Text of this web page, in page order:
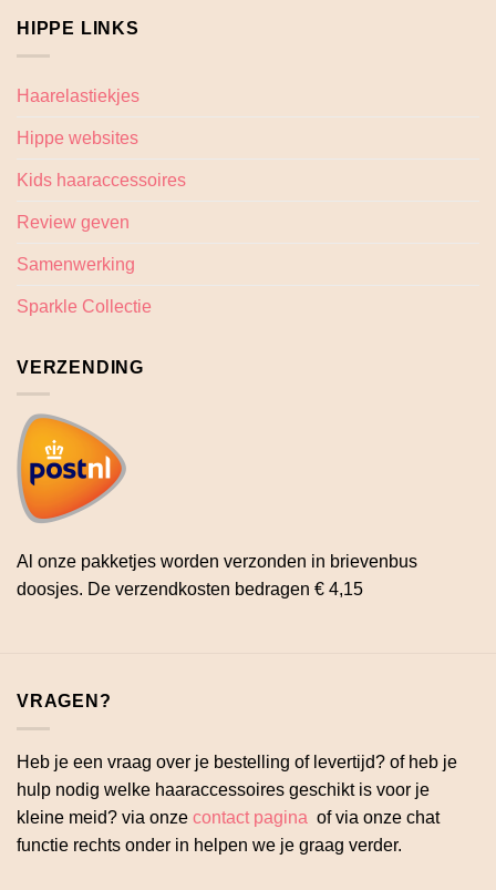
HIPPE LINKS
Haarelastiekjes
Hippe websites
Kids haaraccessoires
Review geven
Samenwerking
Sparkle Collectie
VERZENDING
Al onze pakketjes worden verzonden in brievenbus
doosjes. De verzendkosten bedragen € 4,15
VRAGEN?
Heb je een vraag over je bestelling of levertijd? of heb je
hulp nodig welke haaraccessoires geschikt is voor je
kleine meid? via onze contact pagina of via onze chat
functie rechts onder in helpen we je graag verder.